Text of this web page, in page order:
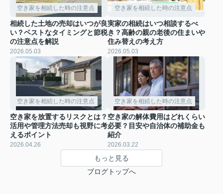
空き家を相続した時の注意点
相続した土地の売却はいつが良
い？ベストなタイミングと節税
の注意点を解説
2026.05.03
空き家を相続した時の注意点
実家の相続はいつ相談するべ
き？高齢の親の老後の住まいや
住み替えの考え方
2026.05.03
空き家を相続した時の注意点
空き家を放置するリスクとは？
活用や管理方法売却も視野に考
えるポイント
2026.04.26
空き家を相続した時の注意点
空き家の解体費用はどれくらい
必要？目安や自治体の補助金も
紹介
2026.03.22
もっと見る
ブログトップへ